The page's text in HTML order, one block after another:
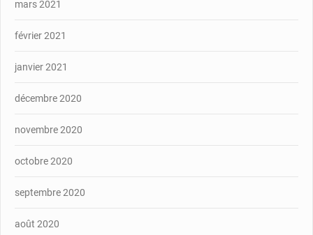
mars 2021
février 2021
janvier 2021
décembre 2020
novembre 2020
octobre 2020
septembre 2020
août 2020